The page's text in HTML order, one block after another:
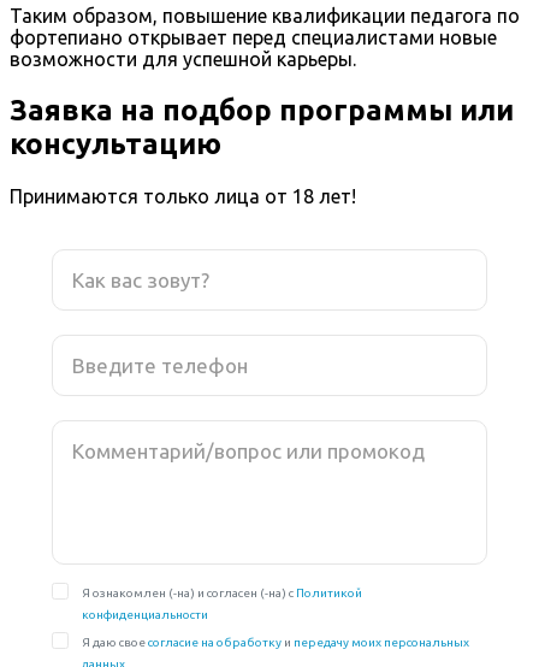
Таким образом, повышение квалификации педагога по
фортепиано открывает перед специалистами новые
возможности для успешной карьеры.
Заявка на подбор программы или
консультацию
Принимаются только лица от 18 лет!